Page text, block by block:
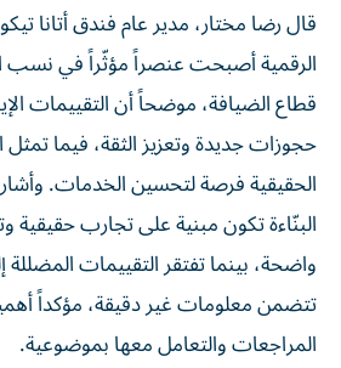
قال رضا مختار، مدير عام فندق أتانا
الرقمية أصبحت عنصراً مؤثّراً في نسب
قطاع الضيافة، موضحاً أن التقييمات
حجوزات جديدة وتعزيز الثقة، فيما
الحقيقية فرصة لتحسين الخدمات.
البنّاءة تكون مبنية على تجارب
واضحة، بينما تفتقر التقييمات المضللة
تتضمن معلومات غير دقيقة، مؤكداً
المراجعات والتعامل معها بموضوعية.